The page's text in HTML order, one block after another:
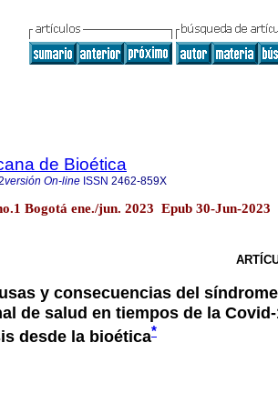
de Bioética
versión On-line ISSN 2462-859X
Bogotá ene./jun. 2023 Epub 30-Jun-2023
y consecuencias del
de salud en tiempos de la Covid-
desde la bioética*